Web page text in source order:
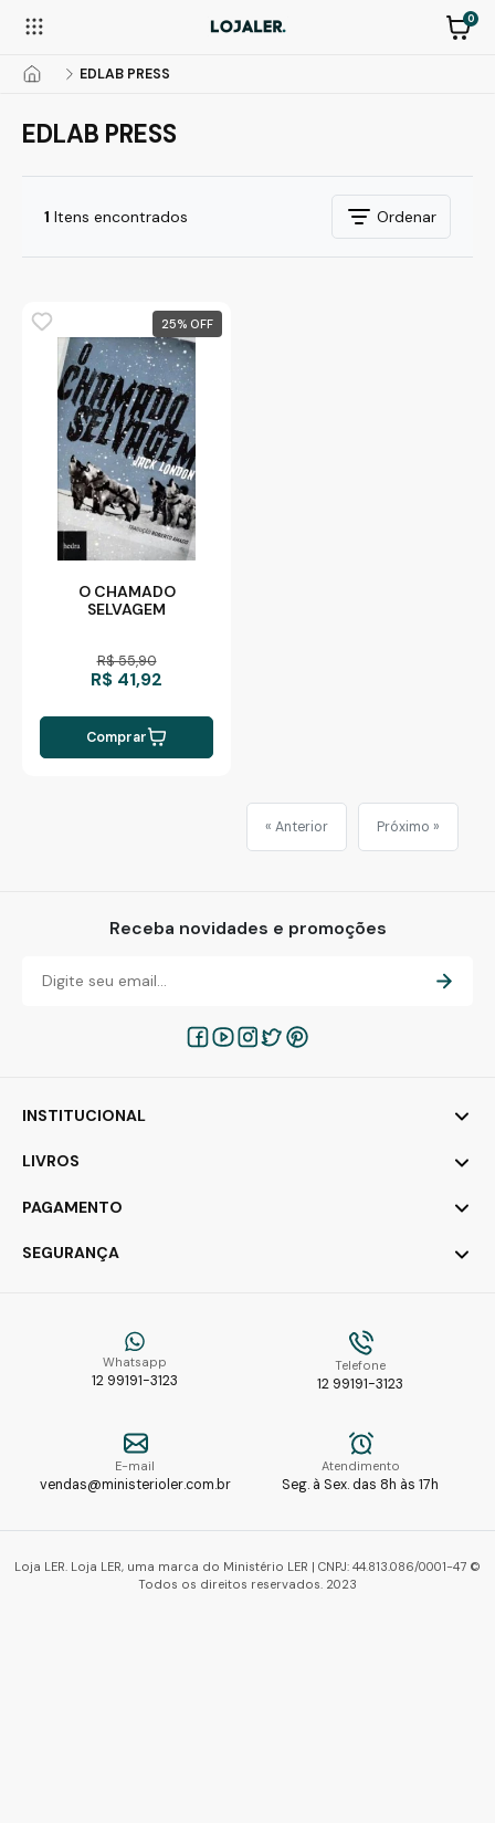
0
EDLAB PRESS
EDLAB PRESS
1 Itens encontrados Ordenar
25%
O CHAMADO
SELVAGEM
R$ 55,90
R$ 41,92
Comprar
« Anterior Próximo »
Receba novidades e promoções
Whatsapp
12 99191-3123
Telefone
12 99191-3123
E-mail
vendas@ministerioler.com.br
Atendimento
Seg. à Sex. das 8h às 17h
INSTITUCIONAL
LIVROS
PAGAMENTO
SEGURANÇA
Loja LER. Loja LER, uma marca do Ministério LER | CNPJ: 44.813.086/0001-47 ©
Todos os direitos reservados. 2023